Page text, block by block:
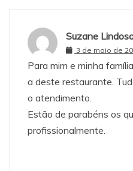
Suzane
3 de maio de
Para mim e minha
a deste restaurante.
o atendimento.
Estão de parabéns os
profissionalmente.